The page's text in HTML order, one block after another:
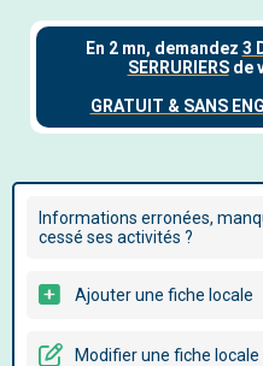
Informations erronées,
cessé ses activités ?
Ajouter une fiche locale
Modifier une fiche locale